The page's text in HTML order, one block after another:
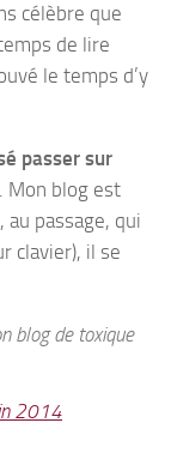
célèbre que
de lire
le temps d’y
passer sur
Mon blog est
au passage, qui
clavier), il se
blog de toxique
2014